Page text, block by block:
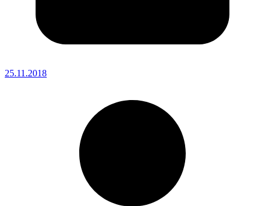
25.11.2018